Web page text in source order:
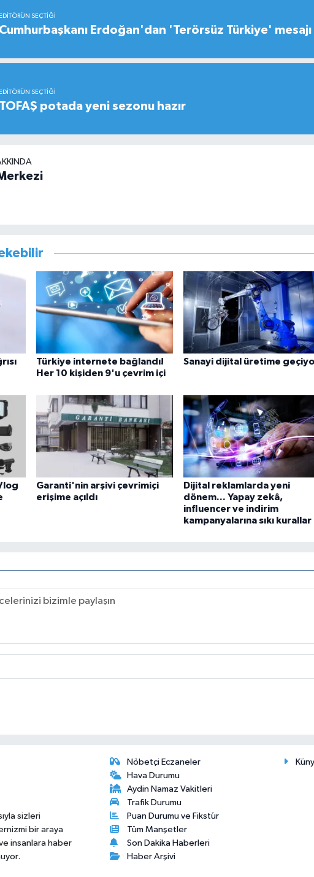
EDITÖRÜN SEÇTIĞI
Cumhurbaşkanı Erdoğan'dan 'Terörsüz Türkiye' mesajı
EDITÖRÜN SEÇTIĞI
TOFAŞ potada yeni sezonu hazır
Türkiye internete bağlandı!
Her 10 kişiden 9'u çevrim içi
Sanayi dijital üretime
Garanti'nin arşivi çevrimiçi
erişime açıldı
Dijital reklamlarda yeni
dönem... Yapay zekâ,
influencer ve indirim
kampanyalarına sıkı kurallar
sizleri
bir araya
insanlara haber
Nöbetçi Eczaneler
Hava Durumu
Aydin Namaz Vakitleri
Trafik Durumu
Puan Durumu ve Fikstür
Tüm Manşetler
Son Dakika Haberleri
Haber Arşivi